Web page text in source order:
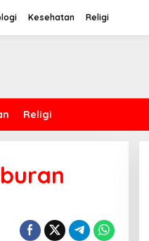
Kesehatan Religi
Religi